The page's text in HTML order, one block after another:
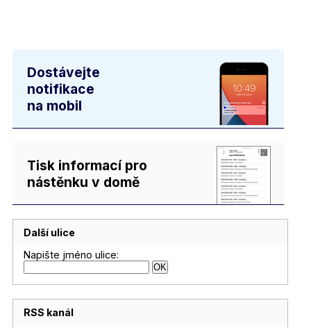
Dostávejte
notifikace
na mobil
Tisk informací pro
nástěnku v domě
Další ulice
Napište jméno ulice:
RSS kanál